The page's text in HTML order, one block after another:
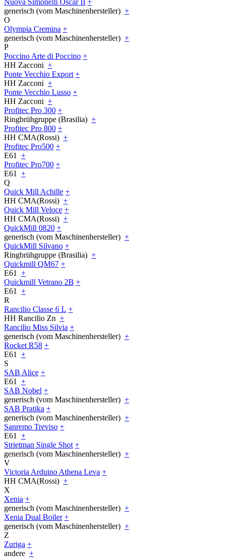
generisch (vom Maschinenhersteller) +
O
Olympia Cremina +
generisch (vom Maschinenhersteller) +
P
Poccino Arte di Poccino +
HH Zacconi +
Ponte Vecchio Export +
HH Zacconi +
Ponte Vecchio Lusso +
HH Zacconi +
Profitec Pro 300 +
Ringbrühgruppe (Brasilia) +
Profitec Pro 800 +
HH CMA(Rossi) +
Profitec Pro500 +
E61 +
Profitec Pro700 +
E61 +
Q
Quick Mill Achille +
HH CMA(Rossi) +
Quick Mill Veloce +
HH CMA(Rossi) +
QuickMill 0820 +
generisch (vom Maschinenhersteller) +
QuickMill Silvano +
Ringbrühgruppe (Brasilia) +
Quickmill QM67 +
E61 +
Quickmill Vetrano 2B +
E61 +
R
Rancilio Classe 6 L +
HH Rancilio Zn +
Rancilio Miss Silvia +
generisch (vom Maschinenhersteller) +
Rocket R58 +
E61 +
S
SAB Alice +
E61 +
SAB Nobel +
generisch (vom Maschinenhersteller) +
SAB Pratika +
generisch (vom Maschinenhersteller) +
Sanremo Treviso +
E61 +
Strietman Single Shot +
generisch (vom Maschinenhersteller) +
V
Victoria Arduino Athena Leva +
HH CMA(Rossi) +
X
Xenia +
generisch (vom Maschinenhersteller) +
Xenia Dual Boiler +
generisch (vom Maschinenhersteller) +
Z
Zuriga +
andere +